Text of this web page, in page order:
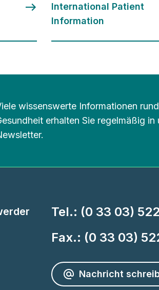
International Patient
Information
wissenswerte Informationen
erhalten Sie regelmäßig
Tel.: (0 33 03)
Fax.: (0 33 03)
Nachricht